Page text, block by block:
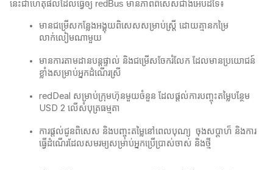
នេះជាហេតុផលដែលធ្វើឲ្យ redBus មានភាពពិសេសជាងអេបដទៃ៖
មានជម្រើសកន្លែងអង្គុយពិសេសសម្រាប់ស្ត្រី ដោយគ្មានកម្រៃ
លាក់លៀមណាមួយ
មានការតាមដានបន្តផ្ទាល់ និងជម្រើសចែករំលែក ដែលមានប្រយោជន៍
ខ្លាំងសម្រាប់អ្នកដំណើរស្រី
redDeal សម្រាប់ក្រុមហ៊ុនមួយចំនួន ដែលផ្តល់ការបញ្ចុះតម្លៃបន្ថែម
USD 2 លើសំបុត្រធម្មតា
ការផ្តល់ជូនពិសេស និងបញ្ចុះតម្លៃនៅពេលបុណ្យ ​ ចុងសប្ដាហ៏ និងការ
ធ្វើដំណើរដែលសមរម្យសម្រាប់អ្នកប្រើប្រាស់ចាស់ និងថ្មី